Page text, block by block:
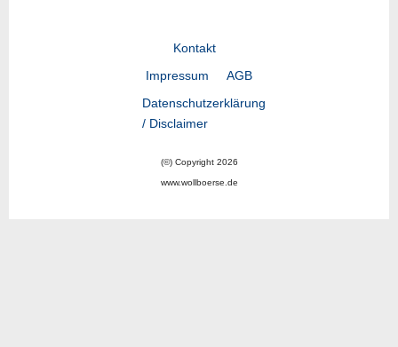
Kontakt
Impressum
AGB
Datenschutzerklärung
/ Disclaimer
(©) Copyright 2026
www.wollboerse.de